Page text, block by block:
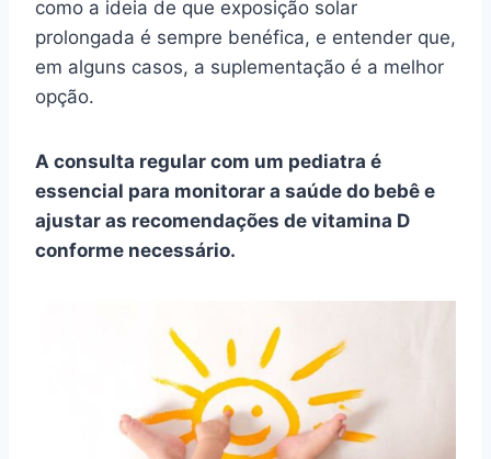
como a ideia de que exposição solar
prolongada é sempre benéfica, e entender que,
em alguns casos, a suplementação é a melhor
opção.
A consulta regular com um pediatra é
essencial para monitorar a saúde do bebê e
ajustar as recomendações de vitamina D
conforme necessário.